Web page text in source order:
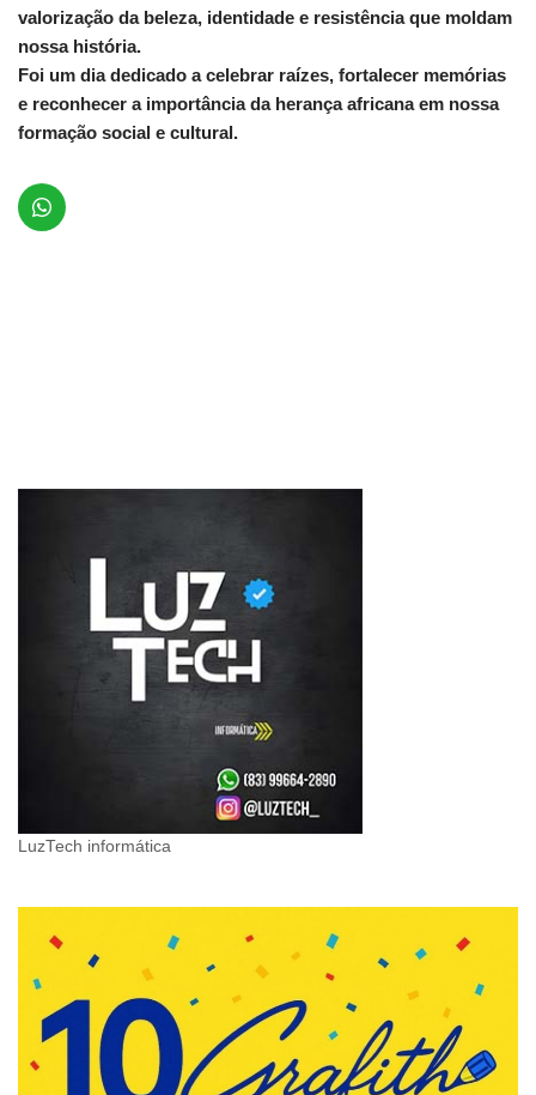
valorização da beleza, identidade e resistência que moldam
nossa história.
Foi um dia dedicado a celebrar raízes, fortalecer memórias
e reconhecer a importância da herança africana em nossa
formação social e cultural.
LuzTech informática